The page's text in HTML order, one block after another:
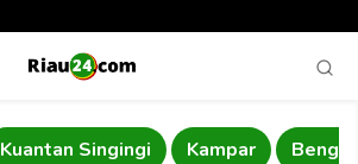
Kuantan Singingi Kampar